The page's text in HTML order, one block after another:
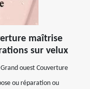
maîtrise
sur velux
ouest Couverture
ou réparation ou